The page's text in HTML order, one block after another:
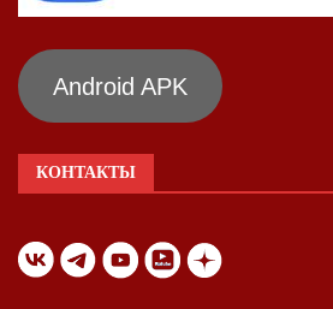
Android APK
КОНТАКТЫ